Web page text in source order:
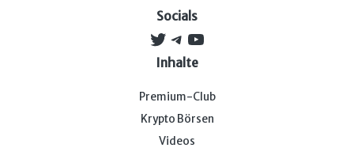
Socials
Twitter
Telegram
YouTube
Inhalte
Premium-Club
Krypto Börsen
Videos